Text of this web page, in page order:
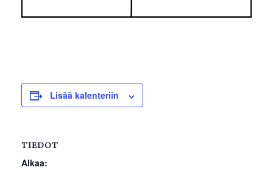
Lisää kalenteriin
TIEDOT
Alkaa: